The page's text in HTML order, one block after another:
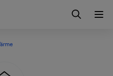
springen
springen